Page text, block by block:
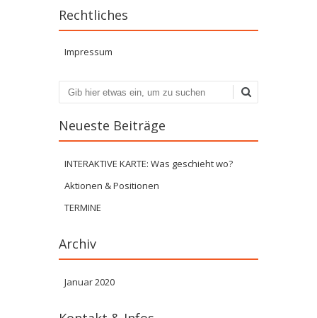
Rechtliches
Impressum
Suchen
Neueste Beiträge
INTERAKTIVE KARTE: Was geschieht wo?
Aktionen & Positionen
TERMINE
Archiv
Januar 2020